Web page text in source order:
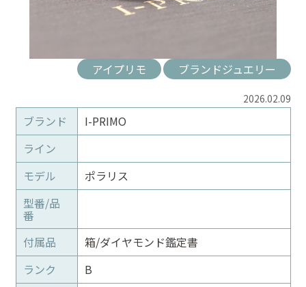
アイプリモ ブランドジュエリー
2026.02.09
ブランド
I-PRIMO
ライン
モデル
ポラリス
型番/品
番
付属品
箱/ダイヤモンド鑑定書
ランク
B